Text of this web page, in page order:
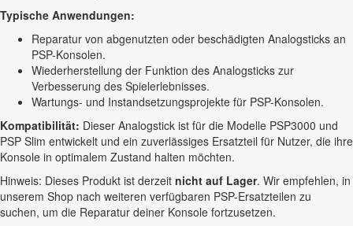
Typische Anwendungen:
Reparatur von abgenutzten oder beschädigten Analogsticks an
PSP-Konsolen.
Wiederherstellung der Funktion des Analogsticks zur
Verbesserung des Spielerlebnisses.
Wartungs- und Instandsetzungsprojekte für PSP-Konsolen.
Kompatibilität: Dieser Analogstick ist für die Modelle PSP3000 und
PSP Slim entwickelt und ein zuverlässiges Ersatzteil für Nutzer, die ihre
Konsole in optimalem Zustand halten möchten.
Hinweis: Dieses Produkt ist derzeit nicht auf Lager. Wir empfehlen, in
unserem Shop nach weiteren verfügbaren PSP-Ersatzteilen zu
suchen, um die Reparatur deiner Konsole fortzusetzen.